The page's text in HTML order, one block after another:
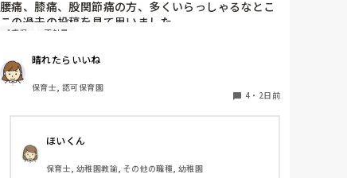
ル化してしまうと、後輩も質問しやすくなりますよ。一
人で抱え込まず、声をかけやすい雰囲気作りから試して
腰痛、膝痛、股関節痛の方、多くいらっしゃるなとこ
この過去の投稿を見て思いました。
という私も、２週間前、初めて腰痛になりました。
右腰が痛くて、起き上がれない。
ようやく起き上がっても、立てない。
驚きました。
1歳児 正社員
晴れたらいいね
保育士, 認可保育園
4 ・ 2日前
ほいくん
保育士, 幼稚園教諭, その他の職種, 幼稚園